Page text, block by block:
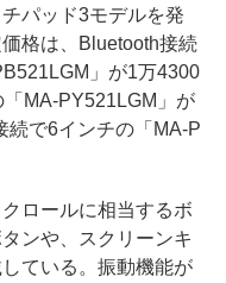
パッド3モデルを発
格は、Bluetooth接続
」が1万4300
MA-PY521LGM」が
続で6インチの「MA-P
ロールに相当するボ
ンや、スクリーンキ
ている。振動機能が